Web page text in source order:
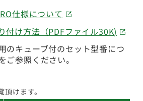
仕様について
付け方法（PDFファイル30K)
のキューブ付のセット型番につ
ご参照ください。
けます。